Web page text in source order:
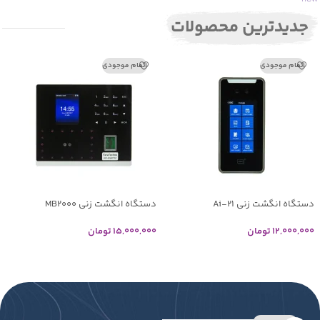
جدیدترین محصولات
اتمام موجودی
دستگاه انگشت زنی Ai-21
12,000,000تومان
اتمام موجودی
دستگاه انگشت زنی MB2000
15,000,000تومان